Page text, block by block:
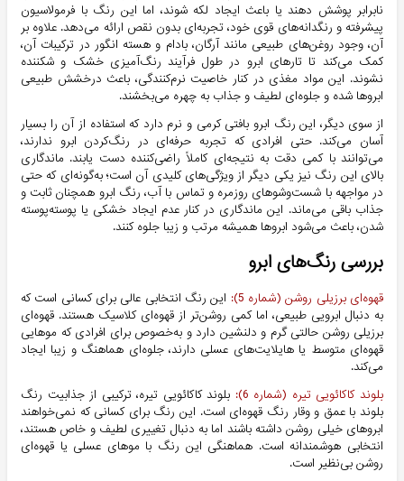
نابرابر پوشش دهند یا باعث ایجاد لکه شوند، اما این رنگ با فرمولاسیون
پیشرفته و رنگدانه‌های قوی خود، تجربه‌ای بدون نقص ارائه می‌دهد. علاوه بر
آن، وجود روغن‌های طبیعی مانند آرگان، بادام و هسته انگور در ترکیبات آن،
کمک می‌کند تا تارهای ابرو در طول فرآیند رنگ‌آمیزی خشک و شکننده
نشوند. این مواد مغذی در کنار خاصیت نرم‌کنندگی، باعث درخشش طبیعی
ابروها شده و جلوه‌ای لطیف و جذاب به چهره می‌بخشند.
از سوی دیگر، این رنگ ابرو بافتی کرمی و نرم دارد که استفاده از آن را بسیار
آسان می‌کند. حتی افرادی که تجربه حرفه‌ای در رنگ‌کردن ابرو ندارند،
می‌توانند با کمی دقت به نتیجه‌ای کاملاً راضی‌کننده دست یابند. ماندگاری
بالای این رنگ نیز یکی دیگر از ویژگی‌های کلیدی آن است؛ به‌گونه‌ای که حتی
در مواجهه با شست‌وشوهای روزمره و تماس با آب، رنگ ابرو همچنان ثابت و
جذاب باقی می‌ماند. این ماندگاری در کنار عدم ایجاد خشکی یا پوسته‌پوسته
شدن، باعث می‌شود ابروها همیشه مرتب و زیبا جلوه کنند.
بررسی رنگ‌های ابرو
قهوه‌ای برزیلی روشن (شماره 5):
این رنگ انتخابی عالی برای کسانی است که
به دنبال ابرویی طبیعی، اما کمی روشن‌تر از قهوه‌ای کلاسیک هستند. قهوه‌ای
برزیلی روشن حالتی گرم و دلنشین دارد و به‌خصوص برای افرادی که موهایی
قهوه‌ای متوسط یا هایلایت‌های عسلی دارند، جلوه‌ای هماهنگ و زیبا ایجاد
می‌کند.
بلوند کاکائویی تیره (شماره 6):
بلوند کاکائویی تیره، ترکیبی از جذابیت رنگ
بلوند با عمق و وقار رنگ قهوه‌ای است. این رنگ برای کسانی که نمی‌خواهند
ابروهای خیلی روشن داشته باشند اما به دنبال تغییری لطیف و خاص هستند،
انتخابی هوشمندانه است. هماهنگی این رنگ با موهای عسلی یا قهوه‌ای
روشن بی‌نظیر است.